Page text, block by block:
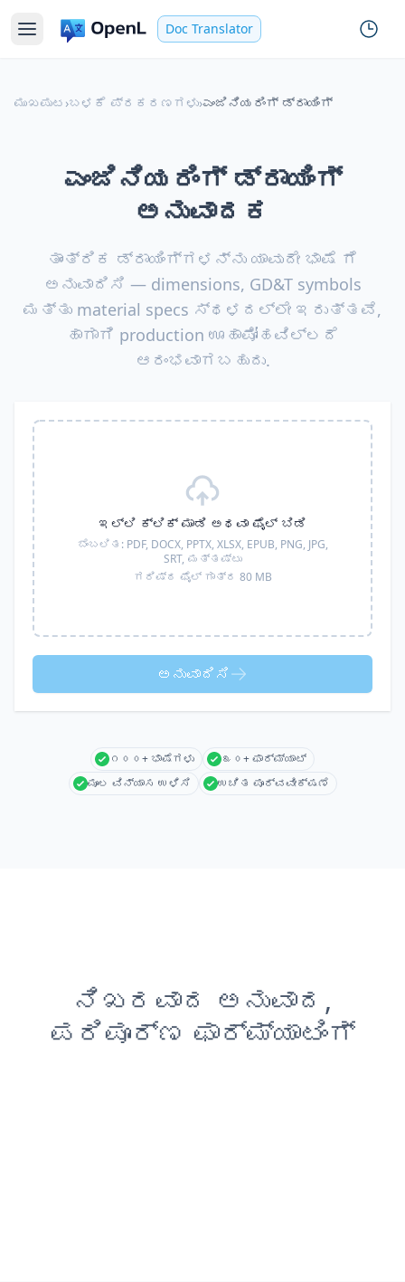
Doc Translator
ಮುಖಪುಟ ›ಬಳಕೆ ಪ್ರಕರಣಗಳು›ಎಂಜಿನಿಯರಿಂಗ್ ಡ್ರಾಯಿಂಗ್
ಎಂಜಿನಿಯರಿಂಗ್ ಡ್ರಾಯಿಂಗ್
ಅನುವಾದಕ
ತಾಂತ್ರಿಕ ಡ್ರಾಯಿಂಗ್‌ಗಳನ್ನು ಯಾವುದೇ ಭಾಷೆ ಗೆ
ಅನುವಾದಿಸಿ — dimensions, GD&T symbols
ಮತ್ತು material specs ಸ್ಥಳದಲ್ಲೇ ಇರುತ್ತವೆ,
ಹಾಗಾಗಿ production ಊಹಾಪೋಹವಿಲ್ಲದೆ
ಆರಂಭವಾಗಬಹುದು.
ಇಲ್ಲಿ ಕ್ಲಿಕ್ ಮಾಡಿ ಅಥವಾ ಫೈಲ್ ಬಿಡಿ
ಬೆಂಬಲಿತ: PDF, DOCX, PPTX, XLSX, EPUB, PNG, JPG,
SRT, ಮತ್ತಷ್ಟು
ಗರಿಷ್ಠ ಫೈಲ್ ಗಾತ್ರ 80 MB
ಅನುವಾದಿಸಿ
೧೦೦+ ಭಾಷೆಗಳು
೩೦+ ಫಾರ್ಮ್ಯಾಟ್
ಮೂಲ ವಿನ್ಯಾಸ ಉಳಿಸಿ
ಉಚಿತ ಪೂರ್ವವೀಕ್ಷಣೆ
ನಿಖರವಾದ ಅನುವಾದ,
ಪರಿಪೂರ್ಣ ಫಾರ್ಮ್ಯಾಟಿಂಗ್